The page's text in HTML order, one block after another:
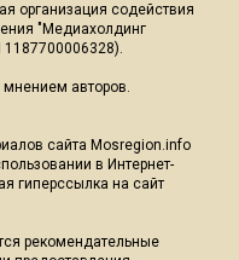
организация содействия
"Медиахолдинг
авторов.
сайта Mosregion.info
в Интернет-
гиперссылка на сайт
рекомендательные